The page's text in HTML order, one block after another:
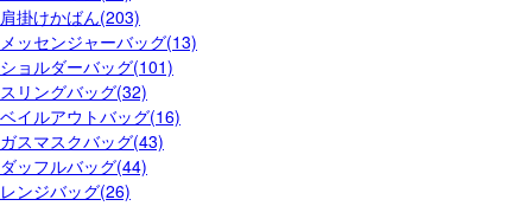
肩掛けかばん(203)
メッセンジャーバッグ(13)
ショルダーバッグ(101)
スリングバッグ(32)
ベイルアウトバッグ(16)
ガスマスクバッグ(43)
ダッフルバッグ(44)
レンジバッグ(26)